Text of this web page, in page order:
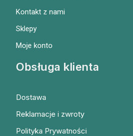
Kontakt z nami
Sklepy
Moje konto
Obsługa klienta
Dostawa
Reklamacje i zwroty
Polityka Prywatności